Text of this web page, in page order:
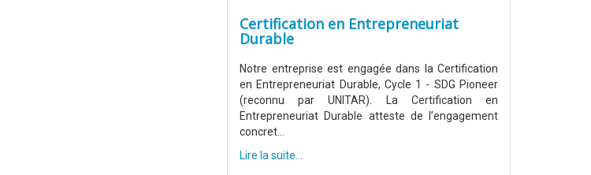
Certification en Entrepreneuriat
Durable
Notre entreprise est engagée dans la Certification
en Entrepreneuriat Durable, Cycle 1 - SDG Pioneer
(reconnu par UNITAR). La Certification en
Entrepreneuriat Durable atteste de l’engagement
concret...
Lire la suite...